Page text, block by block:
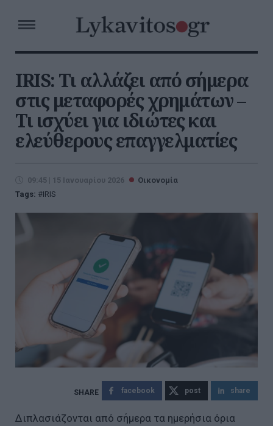
IRIS: Τι αλλάζει από σήμερα
στις μεταφορές χρημάτων –
Τι ισχύει για ιδιώτες και
ελεύθερους επαγγελματίες
09:45 | 15 Ιανουαρίου 2026
Οικονομία
Tags:
IRIS
facebook post share
Διπλασιάζονται από σήμερα τα ημερήσια όρια